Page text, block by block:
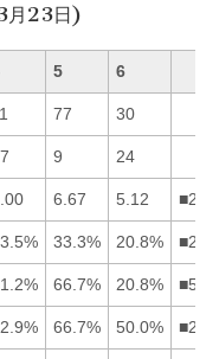
月23日)
5 6
77 30
9 24
6.67 5.12
33.3% 20.8%
66.7% 20.8%
66.7% 50.0%